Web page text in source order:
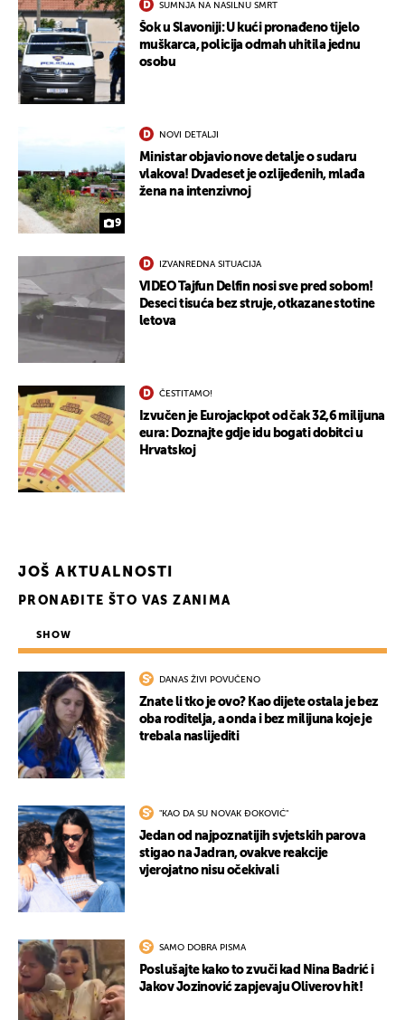
SUMNJA NA NASILNU SMRT
Šok u Slavoniji: U kući pronađeno tijelo
muškarca, policija odmah uhitila jednu
osobu
9
NOVI DETALJI
Ministar objavio nove detalje o sudaru
vlakova! Dvadeset je ozlijeđenih, mlađa
žena na intenzivnoj
IZVANREDNA SITUACIJA
VIDEO Tajfun Delfin nosi sve pred sobom!
Deseci tisuća bez struje, otkazane stotine
letova
ČESTITAMO!
Izvučen je Eurojackpot od čak 32,6 milijuna
eura: Doznajte gdje idu bogati dobitci u
Hrvatskoj
JOŠ AKTUALNOSTI
PRONAĐITE ŠTO VAS ZANIMA
SHOW
DANAS ŽIVI POVUČENO
Znate li tko je ovo? Kao dijete ostala je bez
oba roditelja, a onda i bez milijuna koje je
trebala naslijediti
"KAO DA SU NOVAK ĐOKOVIĆ"
Jedan od najpoznatijih svjetskih parova
stigao na Jadran, ovakve reakcije
vjerojatno nisu očekivali
SAMO DOBRA PISMA
Poslušajte kako to zvuči kad Nina Badrić i
Jakov Jozinović zapjevaju Oliverov hit!
UKLJUČITE NOTIFIKACIJE